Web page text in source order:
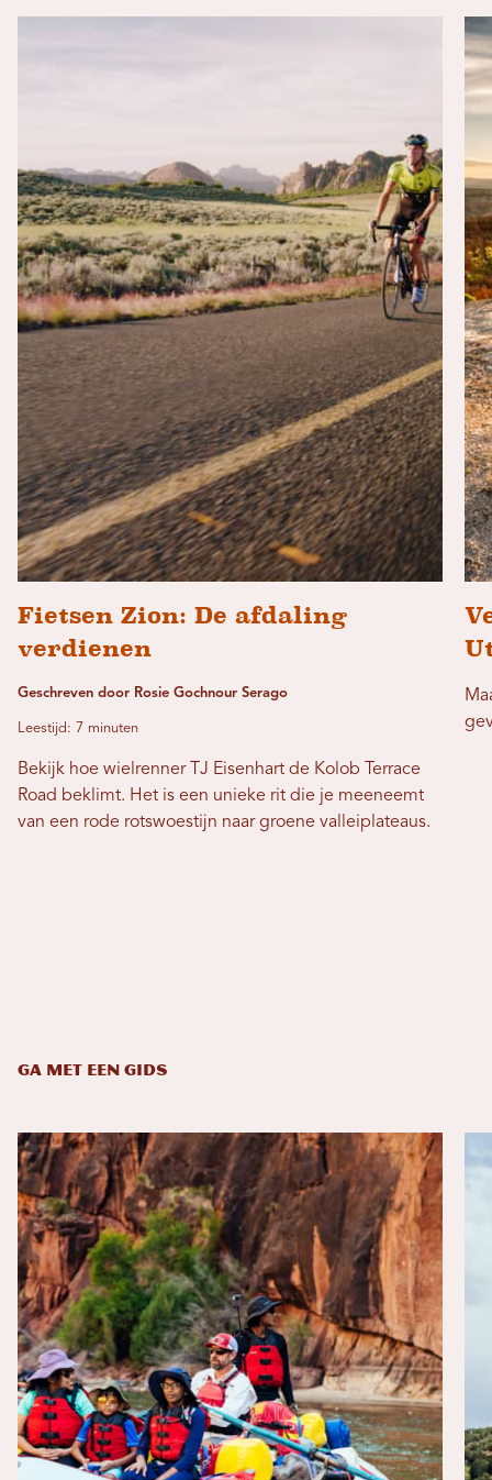
Fietsen Zion: De afdaling
verdienen
Geschreven door Rosie Gochnour Serago
Leestijd: 7 minuten
Bekijk hoe wielrenner TJ Eisenhart de Kolob Terrace
Road beklimt. Het is een unieke rit die je meeneemt
van een rode rotswoestijn naar groene valleiplateaus.
GA MET EEN GIDS